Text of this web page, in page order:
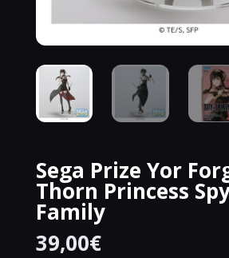
Sega Prize Yor
Thorn Princess
Family
39,00€